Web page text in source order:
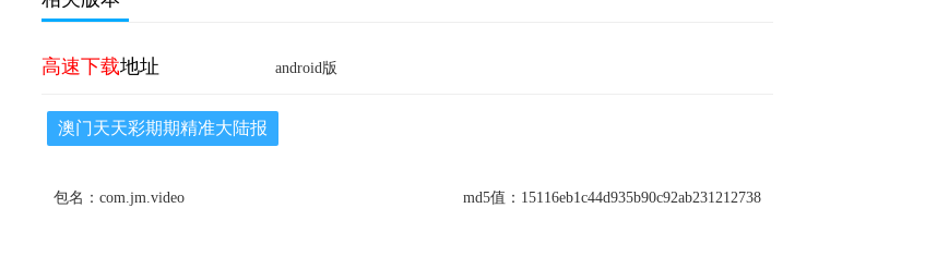
高速下载地址 android版
澳门天天彩期期精准大陆报
包名：com.jm.video md5值：15116eb1c44d935b90c92ab231212738